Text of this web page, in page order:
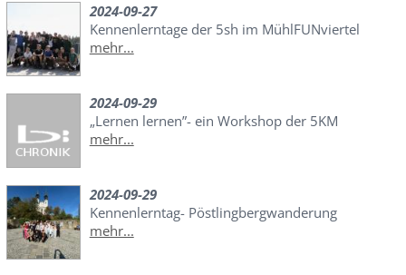
2024-09-27
Kennenlerntage der 5sh im MühlFUNviertel
mehr...
2024-09-29
„Lernen lernen”- ein Workshop der 5KM
mehr...
2024-09-29
Kennenlerntag- Pöstlingbergwanderung
mehr...